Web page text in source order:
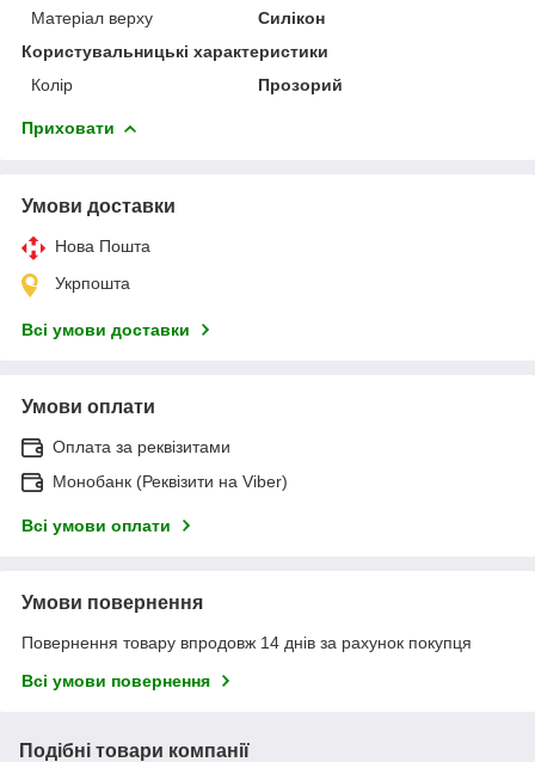
Матеріал верху
Силікон
Користувальницькі характеристики
Колір
Прозорий
Приховати
Умови доставки
Нова Пошта
Укрпошта
Всі умови доставки
Умови оплати
Оплата за реквізитами
Монобанк (Реквізити на Viber)
Всі умови оплати
Умови повернення
Повернення товару впродовж 14 днів за рахунок покупця
Всі умови повернення
Подібні товари компанії